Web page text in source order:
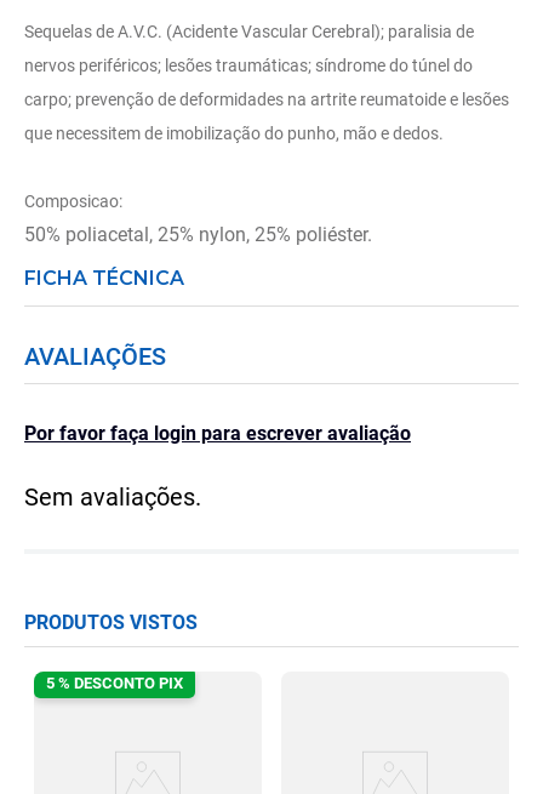
Sequelas de A.V.C. (Acidente Vascular Cerebral); paralisia de
nervos periféricos; lesões traumáticas; síndrome do túnel do
carpo; prevenção de deformidades na artrite reumatoide e lesões
que necessitem de imobilização do punho, mão e dedos.
Composicao:
50% poliacetal, 25% nylon, 25% poliéster.
FICHA TÉCNICA
AVALIAÇÕES
Por favor faça login para escrever avaliação
Sem avaliações.
PRODUTOS VISTOS
5 % DESCONTO PIX